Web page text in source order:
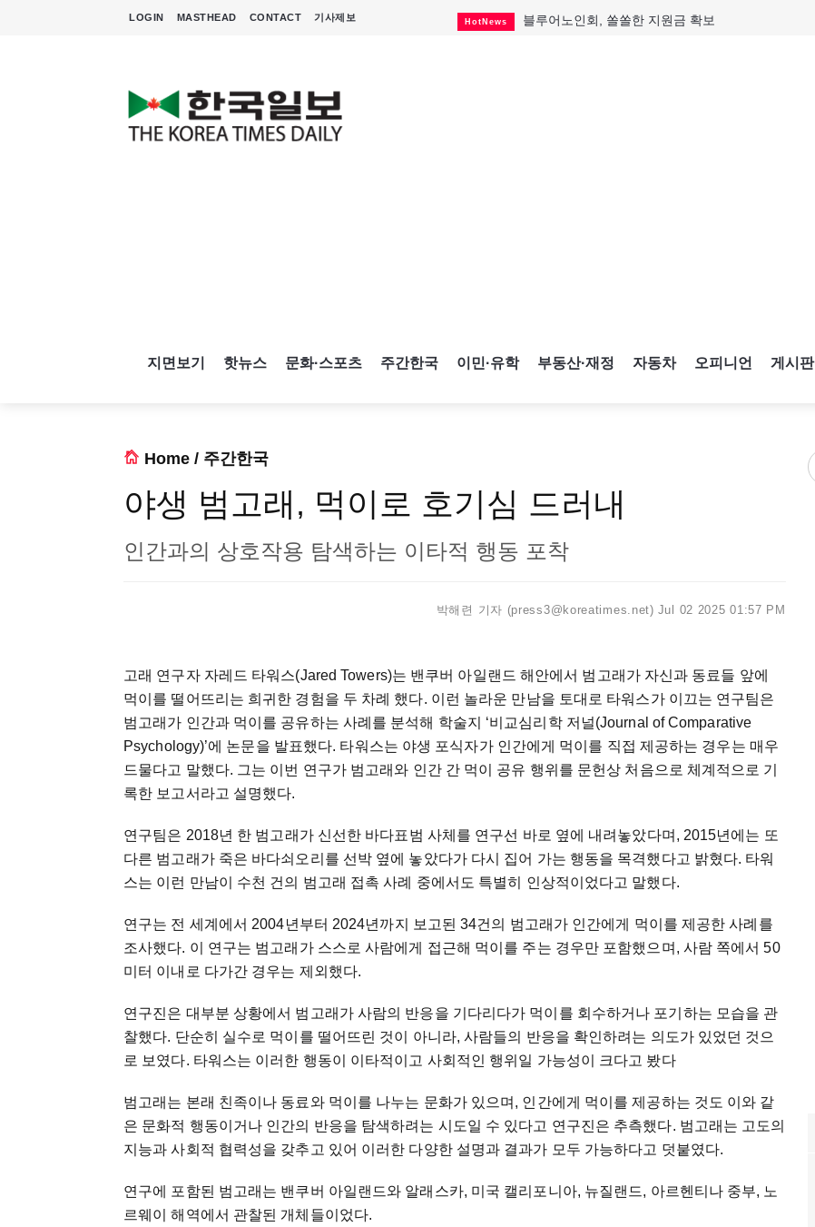
LOGIN MASTHEAD CONTACT 기사제보 HotNews 블루어노인회, 쏠쏠한 지원금 확보
지면보기 핫뉴스 문화·스포츠 주간한국 이민·유학 부동산·재정 자동차 오피니언 게시판
Home / 주간한국
야생 범고래, 먹이로 호기심 드러내
인간과의 상호작용 탐색하는 이타적 행동 포착
박해련 기자 (press3@koreatimes.net) Jul 02 2025 01:57 PM
고래 연구자 자레드 타워스(Jared Towers)는 밴쿠버 아일랜드 해안에서 범고래가 자신과 동료들 앞에
먹이를 떨어뜨리는 희귀한 경험을 두 차례 했다. 이런 놀라운 만남을 토대로 타워스가 이끄는 연구팀은
범고래가 인간과 먹이를 공유하는 사례를 분석해 학술지 ‘비교심리학 저널(Journal of Comparative
Psychology)’에 논문을 발표했다. 타워스는 야생 포식자가 인간에게 먹이를 직접 제공하는 경우는 매우
드물다고 말했다. 그는 이번 연구가 범고래와 인간 간 먹이 공유 행위를 문헌상 처음으로 체계적으로 기
록한 보고서라고 설명했다.
연구팀은 2018년 한 범고래가 신선한 바다표범 사체를 연구선 바로 옆에 내려놓았다며, 2015년에는 또
다른 범고래가 죽은 바다쇠오리를 선박 옆에 놓았다가 다시 집어 가는 행동을 목격했다고 밝혔다. 타워
스는 이런 만남이 수천 건의 범고래 접촉 사례 중에서도 특별히 인상적이었다고 말했다.
연구는 전 세계에서 2004년부터 2024년까지 보고된 34건의 범고래가 인간에게 먹이를 제공한 사례를
조사했다. 이 연구는 범고래가 스스로 사람에게 접근해 먹이를 주는 경우만 포함했으며, 사람 쪽에서 50
미터 이내로 다가간 경우는 제외했다.
연구진은 대부분 상황에서 범고래가 사람의 반응을 기다리다가 먹이를 회수하거나 포기하는 모습을 관
찰했다. 단순히 실수로 먹이를 떨어뜨린 것이 아니라, 사람들의 반응을 확인하려는 의도가 있었던 것으
로 보였다. 타워스는 이러한 행동이 이타적이고 사회적인 행위일 가능성이 크다고 봤다
범고래는 본래 친족이나 동료와 먹이를 나누는 문화가 있으며, 인간에게 먹이를 제공하는 것도 이와 같
은 문화적 행동이거나 인간의 반응을 탐색하려는 시도일 수 있다고 연구진은 추측했다. 범고래는 고도의
지능과 사회적 협력성을 갖추고 있어 이러한 다양한 설명과 결과가 모두 가능하다고 덧붙였다.
연구에 포함된 범고래는 밴쿠버 아일랜드와 알래스카, 미국 캘리포니아, 뉴질랜드, 아르헨티나 중부, 노
르웨이 해역에서 관찰된 개체들이었다.